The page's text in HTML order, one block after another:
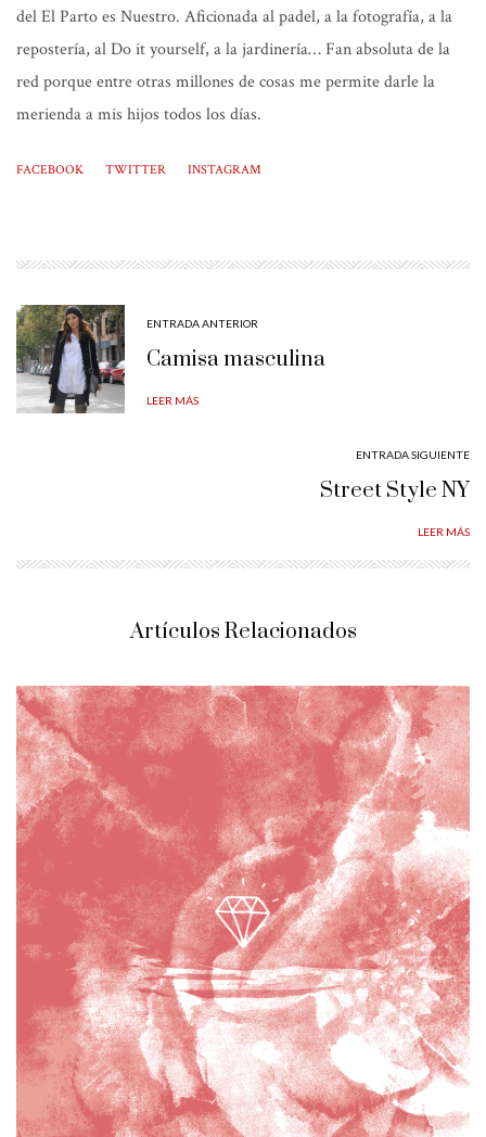
del El Parto es Nuestro. Aficionada al padel, a la fotografía, a la
repostería, al Do it yourself, a la jardinería… Fan absoluta de la
red porque entre otras millones de cosas me permite darle la
merienda a mis hijos todos los días.
FACEBOOK TWITTER INSTAGRAM
ENTRADA ANTERIOR
Camisa masculina
LEER MÁS
ENTRADA SIGUIENTE
Street Style NY
LEER MÁS
Artículos Relacionados